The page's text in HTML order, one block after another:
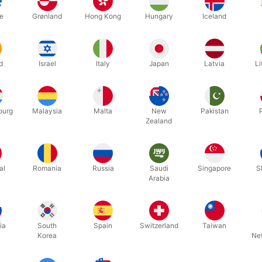
Relaterede produkter
UDSOLGT LIGE NU
5512
Grønland Hong Kong Hungary Iceland
Israel Italy Japan Latvia
Malaysia Malta
New
Zealand
Pakistan
Romania Russia
Saudi
Arabia
Singapore
South
Korea
Spain Switzerland Taiwan